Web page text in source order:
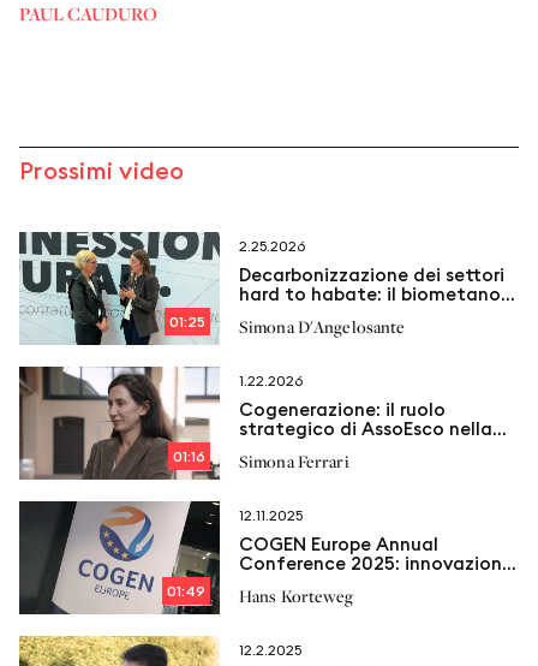
PAUL CAUDURO
Prossimi video
01:25
2.25.2026
Decarbonizzazione dei settori
hard to habate: il biometano
Simona D'Angelosante
01:16
1.22.2026
Cogenerazione: il ruolo
strategico di AssoEsco nella
Simona Ferrari
01:49
12.11.2025
COGEN Europe Annual
Conference 2025: innovazione,
futuro della cogenerazione
Hans Korteweg
12.2.2025